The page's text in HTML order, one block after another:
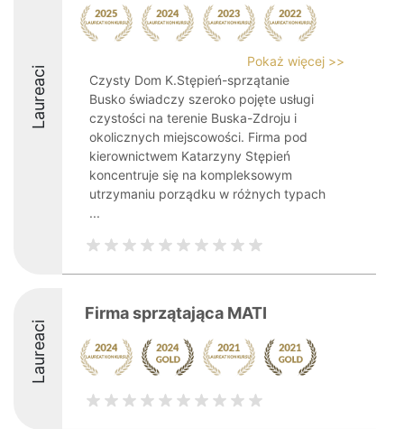
Laureaci
Pokaż więcej >>
Czysty Dom K.Stępień-sprzątanie
Busko świadczy szeroko pojęte usługi
czystości na terenie Buska-Zdroju i
okolicznych miejscowości. Firma pod
kierownictwem Katarzyny Stępień
koncentruje się na kompleksowym
utrzymaniu porządku w różnych typach
...
Laureaci
Firma sprzątająca MATI